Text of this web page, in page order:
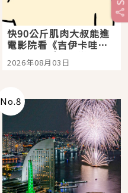
快90公斤肌肉大叔能進
電影院看《吉伊卡哇》
嗎？日本重金屬樂團
「打首」會長與nagano
2026年08月03日
No.8